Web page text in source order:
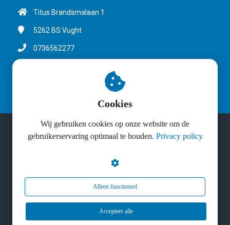
Titus Brandsmalaan 1
5262 BS Vught
0736562277
KvK nummer: 41084220
© Avondopleidingen SKO 2025
Cookies
Wij gebruiken cookies op onze website om de
gebruikerservaring optimaal te houden. Privacy policy
Alleen functioneel
Accepteer alle